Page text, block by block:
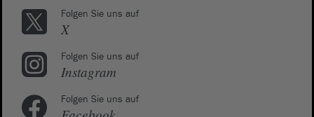
Folgen Sie uns auf
X
Folgen Sie uns auf
Instagram
Folgen Sie uns auf